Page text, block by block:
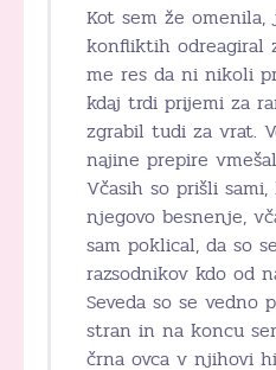
Kot sem že
konfliktih odreagiral
me res da ni nikoli
kdaj trdi prijemi za
zgrabil tudi za vrat.
najine prepire
Včasih so prišli
njegovo besnenje,
sam poklical, da so
razsodnikov kdo od
Seveda so se vedno
stran in na koncu
črna ovca v njihovi